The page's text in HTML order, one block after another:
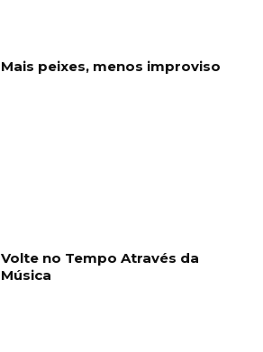
Mais peixes, menos improviso
Volte no Tempo Através da
Música